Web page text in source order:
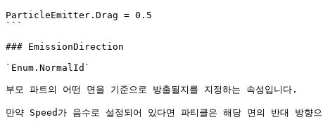
ParticleEmitter.Drag = 0.5
```
### EmissionDirection
`Enum.NormalId`
부모 파트의 어떤 면을 기준으로 방출될지를 지정하는 속성입니다.
만약 Speed가 음수로 설정되어 있다면 파티클은 해당 면의 반대 방향